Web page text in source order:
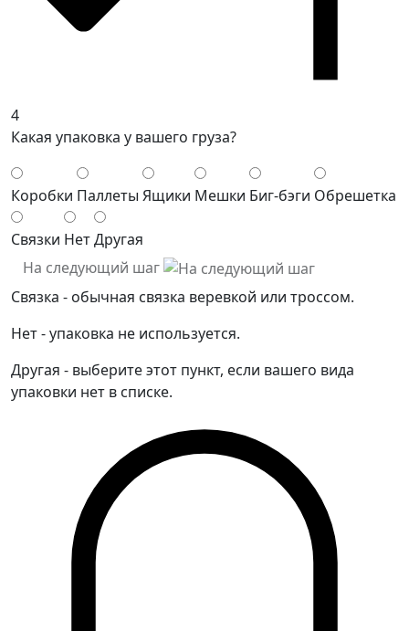
4
Какая упаковка у вашего груза?
Коробки Паллеты Ящики Мешки Биг-бэги Обрешетка
Связки НетДругая
На следующий шаг
Связка - обычная связка веревкой или троссом.
Нет - упаковка не используется.
Другая - выберите этот пункт, если вашего вида
упаковки нет в списке.